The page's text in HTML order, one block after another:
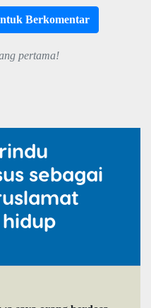
Berkomentar
pertama!
sebagai